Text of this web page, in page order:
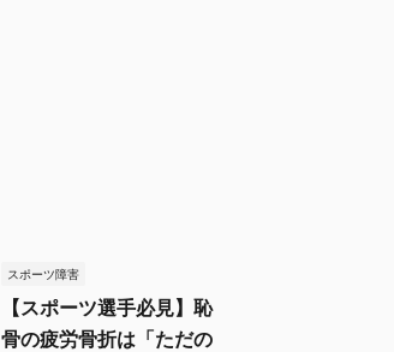
スポーツ障害
【スポーツ選手必見】恥
骨の疲労骨折は「ただの